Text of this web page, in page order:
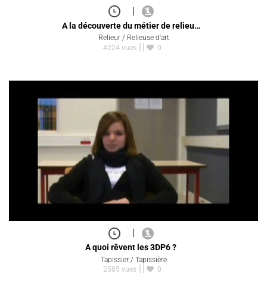
|
A la découverte du métier de relieu…
Relieur / Relieuse d'art
4224 vues
0
A quoi rêvent les 3DP6 ?
Tapissier / Tapissière
2585 vues
0